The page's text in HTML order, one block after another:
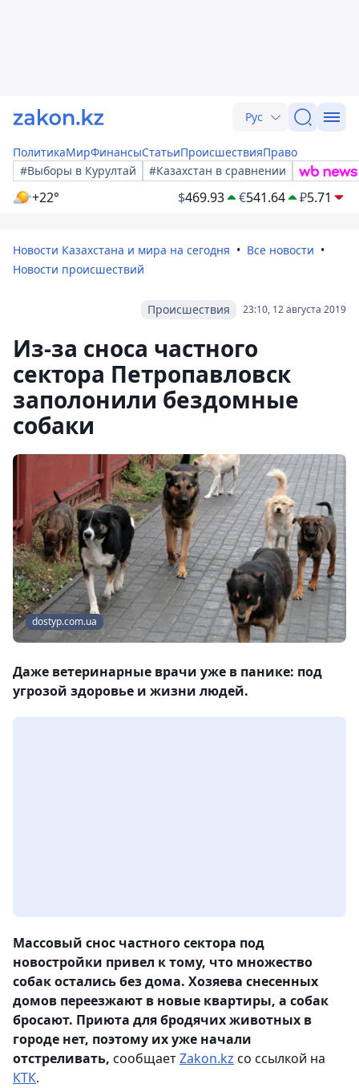
Рус
ПолитикаМирФинансыСтатьиПроисшествияПраво
#Выборы в Курултай
#Казахстан в сравнении
+22° $469.93 €541.64 ₽5.71
Новости Казахстана и мира на сегодня
Все новости
Новости происшествий
23:10, 12 августа 2019
Происшествия
Из-за сноса частного
сектора Петропавловск
заполонили бездомные
собаки
dostyp.com.ua
Даже ветеринарные врачи уже в панике: под
угрозой здоровье и жизни людей.
Массовый снос частного сектора под
новостройки привел к тому, что множество
собак остались без дома. Хозяева снесенных
домов переезжают в новые квартиры, а собак
бросают. Приюта для бродячих животных в
городе нет, поэтому их уже начали
отстреливать, сообщаетZakon.kz со ссылкой на
КТК.